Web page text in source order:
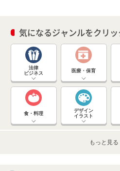
気になるジャンルをクリッ
法律
ビジネス
医療・保育
食・料理
デザイン
イラスト
もっと見る